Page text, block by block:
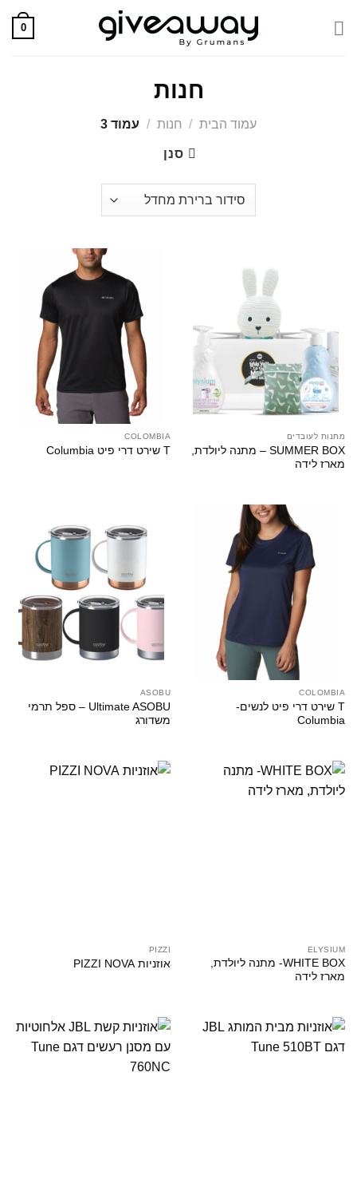
0
חנות
עמוד הבית / חנות / עמוד 3
סנן
מתנות לעובדים
SUMMER BOX – מתנה ליולדת,
מארז לידה
COLOMBIA
T שירט דרי פיט Columbia
COLOMBIA
T שירט דרי פיט לנשים-
Columbia
ASOBU
Ultimate ASOBU – ספל תרמי
משדורג
ELYSIUM
WHITE BOX- מתנה ליולדת,
מארז לידה
PIZZI
אוזניות PIZZI NOVA